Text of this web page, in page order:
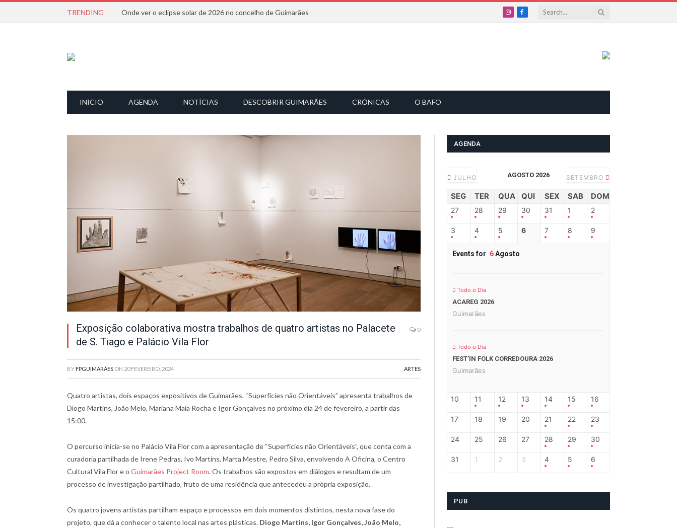
TRENDING Onde ver o eclipse solar de 2026 no concelho de Guimarães
InstagramFacebook
INICIO AGENDA NOTÍCIAS DESCOBRIR GUIMARÃES CRÓNICAS O BAFO
Exposição colaborativa mostra trabalhos de quatro artistas no Palacete
de S. Tiago e Palácio Vila Flor
0
BY FPGUIMARÃES ON 20 FEVEREIRO, 2024 ARTES
Quatro artistas, dois espaços expositivos de Guimarães. “Superfícies não Orientáveis” apresenta trabalhos de
Diogo Martins, João Melo, Mariana Maia Rocha e Igor Gonçalves no próximo dia 24 de fevereiro, a partir das
15:00.
O percurso inicia-se no Palácio Vila Flor com a apresentação de “Superfícies não Orientáveis”, que conta com a
curadoria partilhada de Irene Pedras, Ivo Martins, Marta Mestre, Pedro Silva, envolvendo A Oficina, o Centro
Cultural Vila Flor e o Guimarães Project Room. Os trabalhos são expostos em diálogos e resultam de um
processo de investigação partilhado, fruto de uma residência que antecedeu a própria exposição.
Os quatro jovens artistas partilham espaço e processos em dois momentos distintos, nesta nova fase do
projeto, que dá a conhecer o talento local nas artes plásticas. Diogo Martins, Igor Gonçalves, João Melo,
AGENDA
JULHO AGOSTO 2026 SETEMBRO
SEG TER QUA QUI SEX SAB DOM
27 28 29 30 31 1 2
3 4 5 6 7 8 9
Events for 6Agosto
Todo o Dia
ACAREG 2026
Guimarães
Todo o Dia
FEST’IN FOLK CORREDOURA 2026
Guimarães
10 11 12 13 14 15 16
17 18 19 20 21 22 23
24 25 26 27 28 29 30
31 1 2 3 4 5 6
PUB